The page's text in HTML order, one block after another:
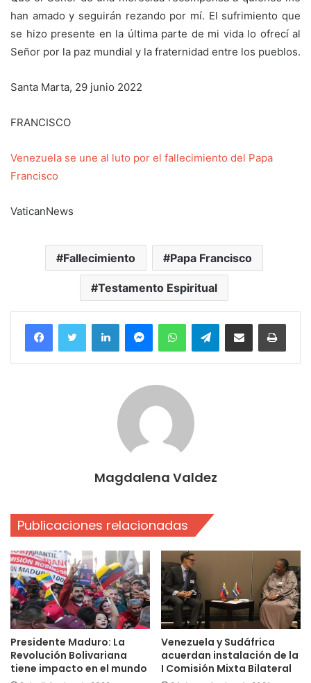
han amado y seguirán rezando por mí. El sufrimiento que
se hizo presente en la última parte de mi vida lo ofrecí al
Señor por la paz mundial y la fraternidad entre los pueblos.
Santa Marta, 29 junio 2022
FRANCISCO
Venezuela se une al luto por el fallecimiento del Papa
Francisco
VaticanNews
Fallecimiento Papa Francisco
Testamento Espiritual
FacebookTwitter LinkedInMessengerWhatsAppTelegramCompartir por correo electrónico
Magdalena Valdez
Publicaciones relacionadas
Presidente Maduro: La
Revolución Bolivariana
tiene impacto en el mundo
Venezuela y Sudáfrica
acuerdan instalación de la
I Comisión Mixta Bilateral